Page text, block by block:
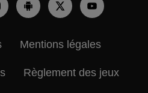
Mentions légales
Règlement des jeux